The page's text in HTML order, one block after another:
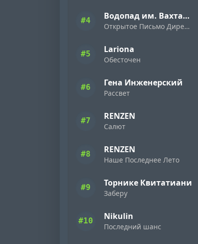
#4 Водопад им. Вахтанга Кикабидзе
Открытое Письмо Директору Фирмы «Ямаха» ( 1989 )
#5 Lariona
Обесточен
#6 Гена Инженерский
Рассвет
#7 RENZEN
Салют
#8 RENZEN
Наше Последнее Лето
#9 Торнике Квитатиани
Заберу
#10 Nikulin
Последний шанс